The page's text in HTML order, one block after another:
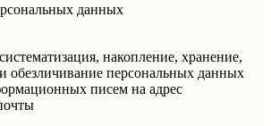
данных
накопление, хранение,
обезличивание персональных данных
писем на адрес